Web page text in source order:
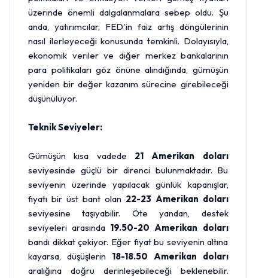
üzerinde önemli dalgalanmalara sebep oldu. Şu
anda, yatırımcılar, FED'in faiz artış döngülerinin
nasıl ilerleyeceği konusunda temkinli. Dolayısıyla,
ekonomik veriler ve diğer merkez bankalarının
para politikaları göz önüne alındığında, gümüşün
yeniden bir değer kazanım sürecine girebileceği
düşünülüyor.
Teknik Seviyeler:
Gümüşün kısa vadede 21 Amerikan doları
seviyesinde güçlü bir direnci bulunmaktadır. Bu
seviyenin üzerinde yapılacak günlük kapanışlar,
fiyatı bir üst bant olan 22-23 Amerikan doları
seviyesine taşıyabilir. Öte yandan, destek
seviyeleri arasında 19.50-20 Amerikan doları
bandı dikkat çekiyor. Eğer fiyat bu seviyenin altına
kayarsa, düşüşlerin 18-18.50 Amerikan doları
aralığına doğru derinleşebileceği beklenebilir.